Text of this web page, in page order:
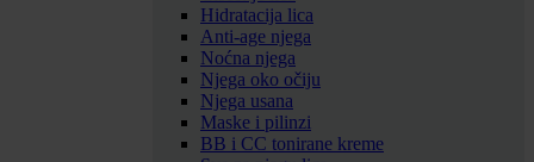
Hidratacija lica
Anti-age njega
Noćna njega
Njega oko očiju
Njega usana
Maske i pilinzi
BB i CC tonirane kreme